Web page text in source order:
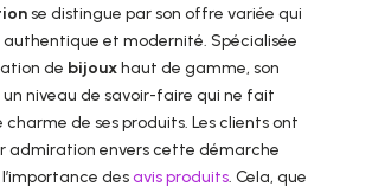
se distingue par son offre variée qui
et modernité. Spécialisée
de bijouxhaut de gamme, son
niveau de savoir-faire qui ne fait
charme de ses produits. Les clients ont
admiration envers cette démarche
l’importance desavis produits. Cela, que